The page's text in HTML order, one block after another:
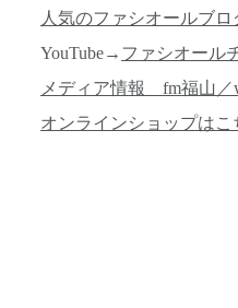
人気のファシオールブ
YouTube→ ファシオール
メディア情報 fm福山／
オンラインショップはこ